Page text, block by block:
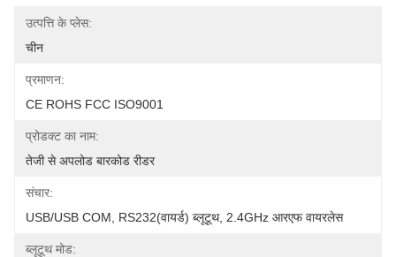
उत्पत्ति के प्लेस:
चीन
प्रमाणन:
CE ROHS FCC ISO9001
प्रोडक्ट का नाम:
तेजी से अपलोड बारकोड रीडर
संचार:
USB/USB COM, RS232(वायर्ड) ब्लूटूथ, 2.4GHz आरएफ वायरलेस
ब्लूटूथ मोड: